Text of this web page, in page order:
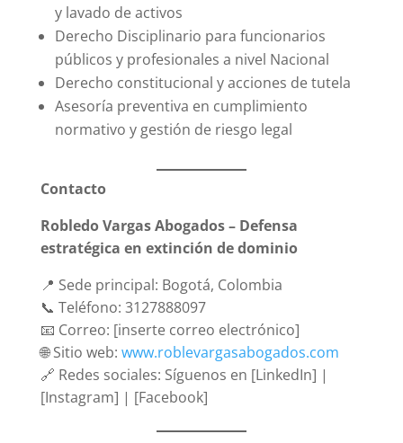
y lavado de activos
Derecho Disciplinario para funcionarios
públicos y profesionales a nivel Nacional
Derecho constitucional y acciones de tutela
Asesoría preventiva en cumplimiento
normativo y gestión de riesgo legal
Contacto
Robledo Vargas Abogados – Defensa
estratégica en extinción de dominio
📍 Sede principal: Bogotá, Colombia
📞 Teléfono: 3127888097
📧 Correo: [inserte correo electrónico]
🌐 Sitio web: www.roblevargasabogados.com
🔗 Redes sociales: Síguenos en [LinkedIn] |
[Instagram] | [Facebook]